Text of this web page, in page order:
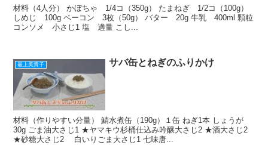
材料（4人分） かぼちゃ 1/4コ（350g） たまねぎ 1/2コ（100g）
しめじ 100g ベーコン 3枚（50g） バター 20g 牛乳 400ml 顆粒
コンソメ 小さじ1 塩 適量 こし...
最上美貴子 サバ缶とねぎのふりかけ
材料（作りやすい分量） 鯖水煮缶（190g）１缶 ねぎ1本 しょうが
30g ごま油大さじ1 ★ヤマキウ杉桶仕込み吟醸大さじ2 ★酒大さじ2
★砂糖大さじ2 白いりごま大さじ1 七味唐...